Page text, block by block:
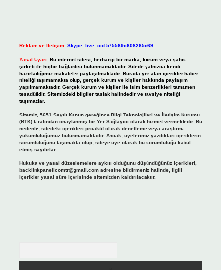
Reklam ve İletişim: Skype: live:.cid.575569c608265c69
Yasal Uyarı: Bu internet sitesi, herhangi bir marka, kurum veya şahıs
şirketi ile hiçbir bağlantısı bulunmamaktadır. Sitede yalnızca kendi
hazırladığımız makaleler paylaşılmaktadır. Burada yer alan içerikler haber
niteliği taşımamakta olup, gerçek kurum ve kişiler hakkında paylaşım
yapılmamaktadır. Gerçek kurum ve kişiler ile isim benzerlikleri tamamen
tesadüfidir. Sitemizdeki bilgiler taslak halindedir ve tavsiye niteliği
taşımazlar.
Sitemiz, 5651 Sayılı Kanun gereğince Bilgi Teknolojileri ve İletişim Kurumu
(BTK) tarafından onaylanmış bir Yer Sağlayıcı olarak hizmet vermektedir. Bu
nedenle, sitedeki içerikleri proaktif olarak denetleme veya araştırma
yükümlülüğümüz bulunmamaktadır. Ancak, üyelerimiz yazdıkları içeriklerin
sorumluluğunu taşımakta olup, siteye üye olarak bu sorumluluğu kabul
etmiş sayılırlar.
Hukuka ve yasal düzenlemelere aykırı olduğunu düşündüğünüz içerikleri,
backlinkpanelicomtr@gmail.comadresine bildirmeniz halinde, ilgili
içerikler yasal süre içerisinde sitemizden kaldırılacaktır.